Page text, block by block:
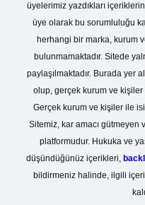
üyelerimiz yazdıkları
üye olarak bu sorumluluğu
herhangi bir marka, kurum
bulunmamaktadır. Sitede
paylaşılmaktadır. Burada yer
olup, gerçek kurum ve kişiler
Gerçek kurum ve kişiler ile
Sitemiz, kar amacı gütmeyen
platformudur. Hukuka ve
düşündüğünüz içerikleri,
bildirmeniz halinde, ilgili